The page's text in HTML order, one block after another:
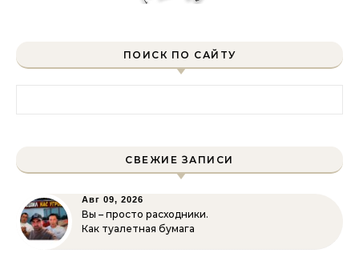
ПОИСК ПО САЙТУ
СВЕЖИЕ ЗАПИСИ
Авг 09, 2026
Вы – просто расходники.
Как туалетная бумага